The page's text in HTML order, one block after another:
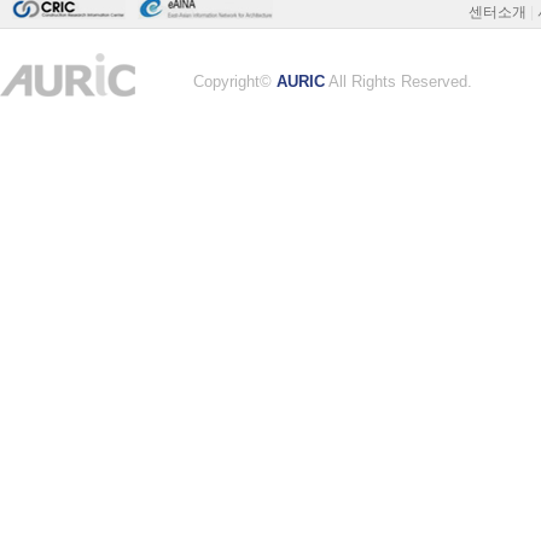
센터소개
Copyright© AURIC All Rights Reserved.